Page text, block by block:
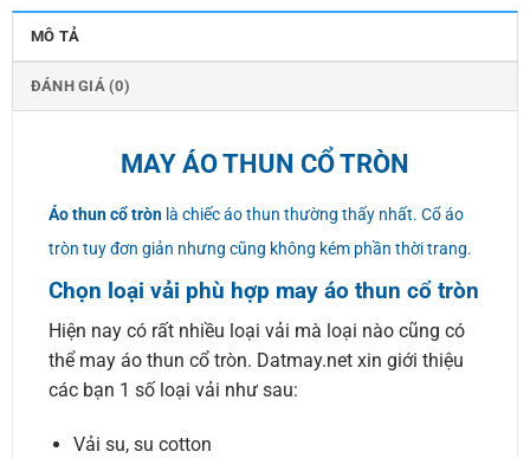
MÔ TẢ
ĐÁNH GIÁ (0)
MAY ÁO THUN CỔ TRÒN
Áo thun cổ trònlà chiếc áo thun thường thấy nhất. Cổ áo
tròn tuy đơn giản nhưng cũng không kém phần thời trang.
Chọn loại vải phù hợp may áo thun cổ tròn
Hiện nay có rất nhiều loại vải mà loại nào cũng có
thể may áo thun cổ tròn. Datmay.net xin giới thiệu
các bạn 1 số loại vải như sau:
Vải su, su cotton